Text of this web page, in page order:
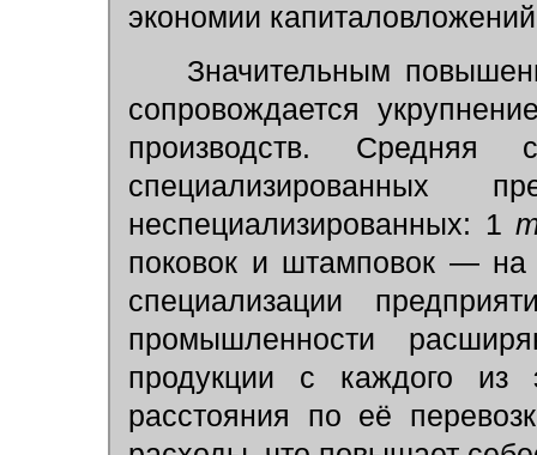
экономии
Значительным
сопровождается
производств. Средняя
неспециализированных: 1
поковок и штамповок —
специализации
промышленности
продукции с каждого из
расстояния по её